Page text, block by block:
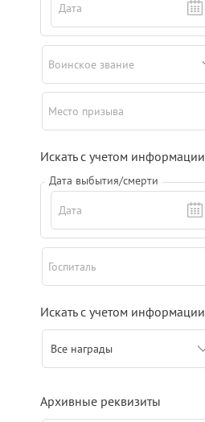
Дата
Воинское звание
Место призыва
Искать с учетом
Дата выбытия/смерти
Дата
Госпиталь
Искать с учетом
Все награды
Архивные реквизиты